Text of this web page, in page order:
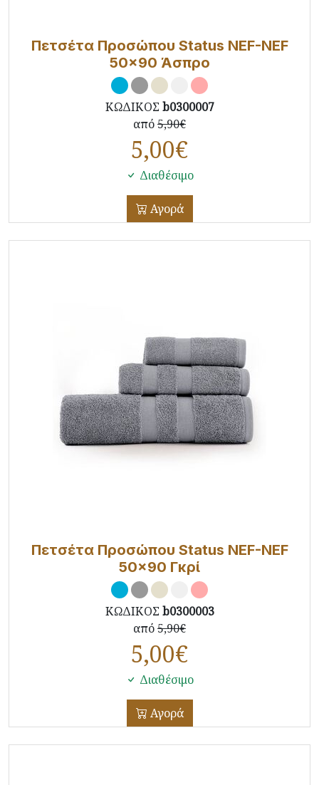
Πετσέτα Προσώπου Status NEF-NEF
50x90 Άσπρο
ΚΩΔΙΚΟΣ b0300007
από5,90€
5,00€
Διαθέσιμο
Αγορά
Πετσέτα Προσώπου Status NEF-NEF
50x90 Γκρί
ΚΩΔΙΚΟΣ b0300003
από5,90€
5,00€
Διαθέσιμο
Αγορά